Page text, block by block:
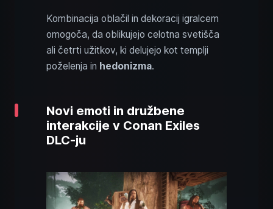
Kombinacija oblačil in dekoracij igralcem
omogoča, da oblikujejo celotna svetišča
ali četrti užitkov, ki delujejo kot templji
poželenja in hedonizma.
Novi emoti in družbene
interakcije v Conan Exiles
DLC-ju